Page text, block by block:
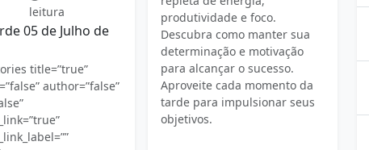
leitura
05 de Julho de
title=”true”
author=”false”
produtividade e foco.
Descubra como manter sua
determinação e motivação
para alcançar o sucesso.
Aproveite cada momento da
tarde para impulsionar seus
objetivos.